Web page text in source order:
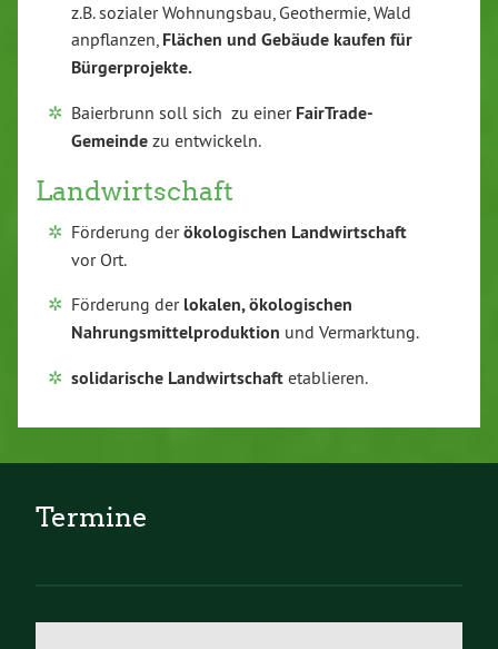
z.B. sozialer Wohnungsbau, Geothermie, Wald
anpflanzen, Flächen und Gebäude kaufen für
Bürgerprojekte.
Baierbrunn soll sich zu einer FairTrade-
Gemeinde zu entwickeln.
Landwirtschaft
Förderung derökologischen Landwirtschaft
vor Ort.
Förderung der lokalen, ökologischen
Nahrungsmittelproduktion und Vermarktung.
solidarische Landwirtschaft etablieren.
Termine